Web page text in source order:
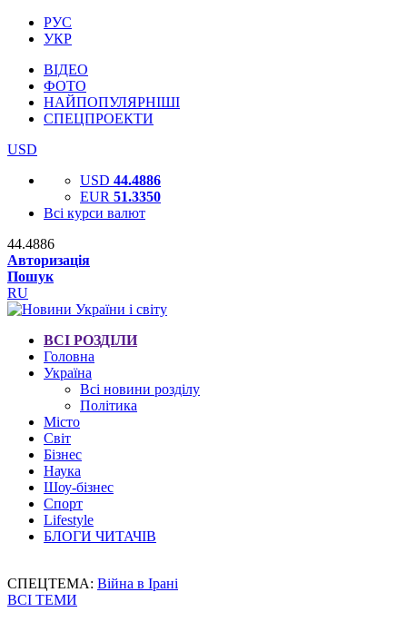
РУС
УКР
ВІДЕО
ФОТО
НАЙПОПУЛЯРНІШІ
СПЕЦПРОЕКТИ
USD
USD 44.4886
EUR 51.3350
Всі курси валют
44.4886
Авторизація
Пошук
RU
ВСІ РОЗДІЛИ
Головна
Україна
Всі новини розділу
Політика
Місто
Світ
Бізнес
Наука
Шоу-бізнес
Спорт
Lifestyle
БЛОГИ ЧИТАЧІВ
СПЕЦТЕМА: Війна в Ірані
ВСІ ТЕМИ